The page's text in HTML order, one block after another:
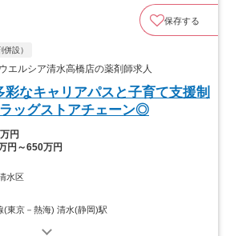
保存する
設）
ルシア清水高橋店の薬剤師求人
彩なキャリアパスと子育て支援制
ッグストアチェーン◎
円
円～650万円
水区
(東京－熱海) 清水(静岡)駅